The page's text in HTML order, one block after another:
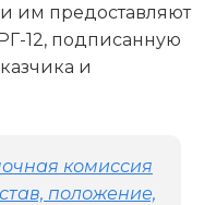
им предоставляют
12, подписанную
и
комиссия
положение,